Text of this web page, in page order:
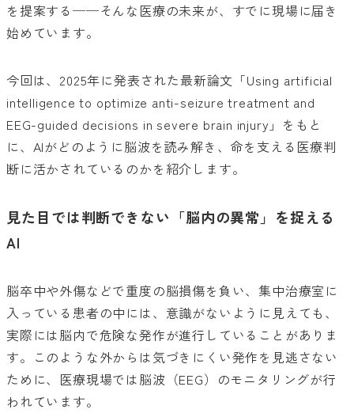
を提案する──そんな医療の未来が、すでに現場に届き
始めています。
今回は、2025年に発表された最新論文「Using artificial
intelligence to optimize anti-seizure treatment and
EEG-guided decisions in severe brain injury」をもと
に、AIがどのように脳波を読み解き、命を支える医療判
断に活かされているのかを紹介します。
見た目では判断できない「脳内の異常」を捉える
AI
脳卒中や外傷などで重度の脳損傷を負い、集中治療室に
入っている患者の中には、意識がないように見えても、
実際には脳内で危険な発作が進行していることがありま
す。このような外からは気づきにくい発作を見逃さない
ために、医療現場では脳波（EEG）のモニタリングが行
われています。